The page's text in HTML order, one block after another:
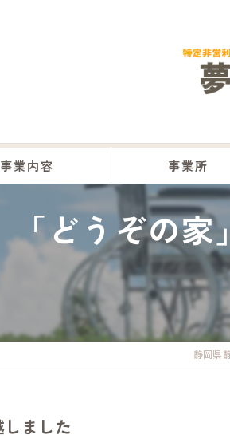
事業内容
助け合い事業
業
業
ビス
の家
事業所
本部
沼津事業所
富士事業所
富士宮事業所
清水事業所
「どうぞの
静岡県
ました